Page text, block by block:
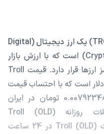
Troll (OLD) با نماد اختصاری (TROLL) یک ارز دیجیتال (Digital
Currency) یا رمزارز (Cryptocurrency) است که با ارزش بازار
حدود 0 دلار در رتبه 2340 بازار رمز ارزها قرار دارد. قیمت Troll
(OLD) در این لحظه 0.000000042 دلار است که با احتساب قیمت
تتر 0.9992 تومان، با قیمت 0.007923483 تومان در ایران
معامله می‌شود. حجم معاملات روزانه Troll (OLD)
35,412,144.75 دلار است و قیمت Troll (OLD) در 24 ساعت